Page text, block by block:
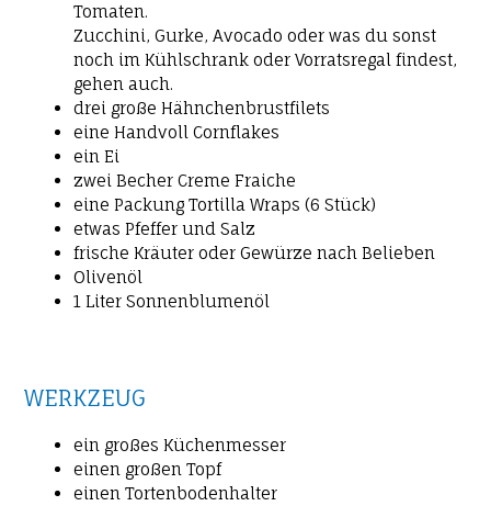
Tomaten.
Zucchini, Gurke, Avocado oder was du sonst
noch im Kühlschrank oder Vorratsregal findest,
gehen auch.
drei große Hähnchenbrustfilets
eine Handvoll Cornflakes
ein Ei
zwei Becher Creme Fraiche
eine Packung Tortilla Wraps (6 Stück)
etwas Pfeffer und Salz
frische Kräuter oder Gewürze nach Belieben
Olivenöl
1 Liter Sonnenblumenöl
WERKZEUG
ein großes Küchenmesser
einen großen Topf
einen Tortenbodenhalter